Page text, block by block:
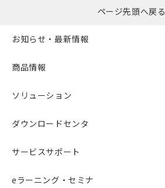
括ダウンロード
ページ先頭へ戻る
お知らせ・最新情報
商品情報
ソリューション
ダウンロードセンタ
サービスサポート
eラーニング・セミナ